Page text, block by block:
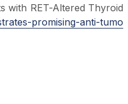
with RET-Altered Thyroid
promising-anti-tumo